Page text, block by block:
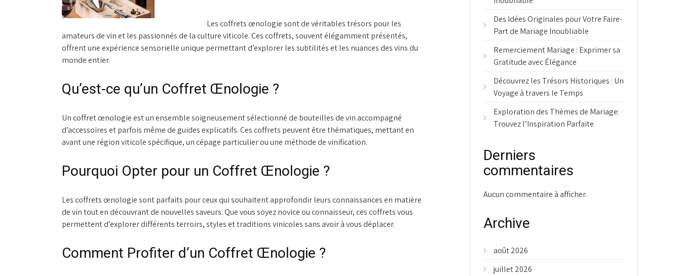
Les coffrets œnologie sont de véritables trésors pour les
amateurs de vin et les passionnés de la culture viticole. Ces coffrets, souvent élégamment présentés,
offrent une expérience sensorielle unique permettant d’explorer les subtilités et les nuances des vins du
monde entier.
Qu’est-ce qu’un Coffret Œnologie ?
Un coffret œnologie est un ensemble soigneusement sélectionné de bouteilles de vin accompagné
d’accessoires et parfois même de guides explicatifs. Ces coffrets peuvent être thématiques, mettant en
avant une région viticole spécifique, un cépage particulier ou une méthode de vinification.
Pourquoi Opter pour un Coffret Œnologie ?
Les coffrets œnologie sont parfaits pour ceux qui souhaitent approfondir leurs connaissances en matière
de vin tout en découvrant de nouvelles saveurs. Que vous soyez novice ou connaisseur, ces coffrets vous
permettent d’explorer différents terroirs, styles et traditions vinicoles sans avoir à vous déplacer.
Comment Profiter d’un Coffret Œnologie ?
Des Idées Originales pour Votre Faire-
Part de Mariage Inoubliable
Remerciement Mariage : Exprimer sa
Gratitude avec Élégance
Découvrez les Trésors Historiques : Un
Voyage à travers le Temps
Exploration des Thèmes de Mariage:
Trouvez l’Inspiration Parfaite
Derniers
commentaires
Aucun commentaire à afficher.
Archive
août 2026
juillet 2026